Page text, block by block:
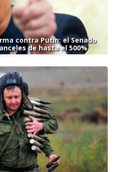
contra Putin: el Senado
de hasta el 500%